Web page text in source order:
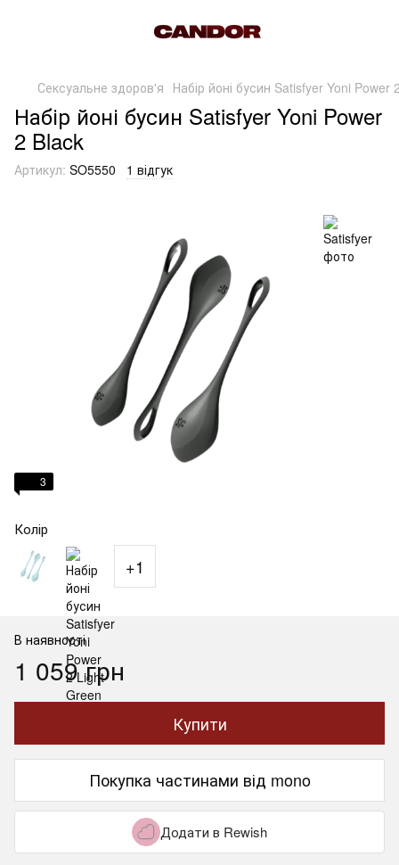
Сексуальне здоров'я Набір йоні бусин Satisfyer Yoni Power
Набір йоні бусин Satisfyer Yoni Power
2 Black
Артикул: SO5550 1 відгук
3
Колір
+1
В наявності
1 059 грн
Купити
Покупка частинами від mono
Додати в Rewish